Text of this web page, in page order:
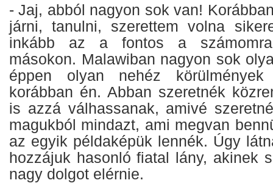
- Jaj, abból nagyon sok van!
járni, tanulni, szerettem volna
inkább az a fontos a
másokon. Malawiban nagyon sok
éppen olyan nehéz
korábban én. Abban szeretnék
is azzá válhassanak, amivé
magukból mindazt, ami megvan
az egyik példaképük lennék. Úgy
hozzájuk hasonló fiatal lány, akinek
nagy dolgot elérnie.